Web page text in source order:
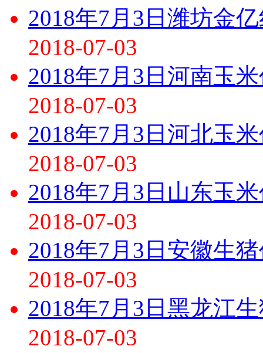
2018年7月3日潍坊金
2018-07-03
2018年7月3日河南玉
2018-07-03
2018年7月3日河北玉
2018-07-03
2018年7月3日山东玉
2018-07-03
2018年7月3日安徽生
2018-07-03
2018年7月3日黑龙江
2018-07-03